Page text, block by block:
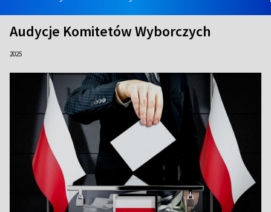
Audycje Komitetów Wyborczych
2025